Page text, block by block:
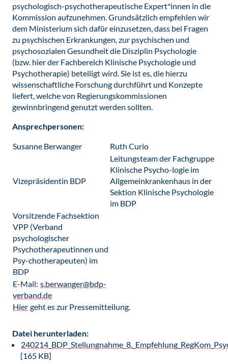
psychologisch-psychotherapeutische Expert*innen in die
Kommission aufzunehmen. Grundsätzlich empfehlen wir
dem Ministerium sich dafür einzusetzen, dass bei Fragen
zu psychischen Erkrankungen, zur psychischen und
psychosozialen Gesundheit die Disziplin Psychologie
(bzw. hier der Fachbereich Klinische Psychologie und
Psychotherapie) beteiligt wird. Sie ist es, die hierzu
wissenschaftliche Forschung durchführt und Konzepte
liefert, welche von Regierungskommissionen
gewinnbringend genutzt werden sollten.
Ansprechpersonen:
Susanne Berwanger Ruth Curio
Vizepräsidentin BDP
Leitungsteam der Fachgruppe
Klinische Psycho-logie im
Allgemeinkrankenhaus in der
Sektion Klinische Psychologie
im BDP
Vorsitzende Fachsektion
VPP (Verband
psychologischer
Psychotherapeutinnen und
Psy-chotherapeuten) im
BDP
E-Mail: s.berwanger@bdp-
verband.de
Hier geht es zur Pressemitteilung.
Datei herunterladen:
[165 KB]